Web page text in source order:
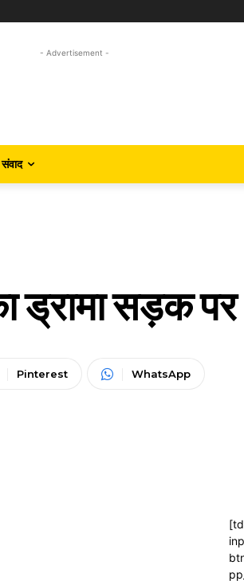
- Advertisement -
संवाद
ड्रामा सड़क पर
Pinterest WhatsApp